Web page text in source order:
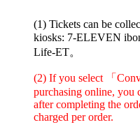
(1) Tickets can be
kiosks: 7-ELEVEN
Life-ET。
(2) If you select 「
purchasing online, you
after completing the
charged per order.